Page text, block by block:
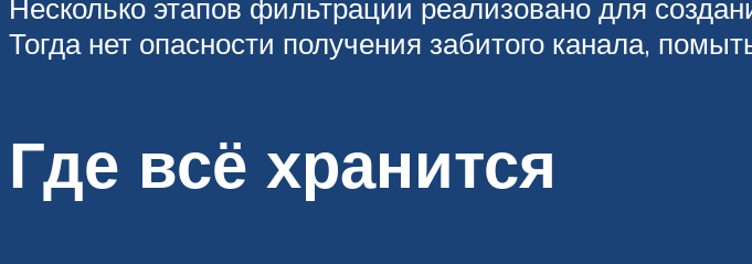
Несколько этапов фильтрации реализовано для
Тогда нет опасности получения забитого канала,
Где всё хранится